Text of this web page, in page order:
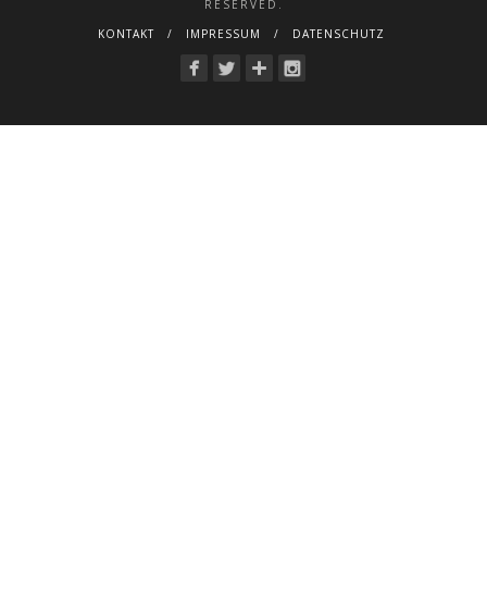
RESERVED.
KONTAKT
IMPRESSUM DATENSCHUTZ